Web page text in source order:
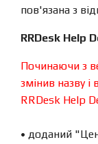
пов'язана з
RRDesk Help
Починаючи з
змінив назву і
RRDesk Help
• доданий